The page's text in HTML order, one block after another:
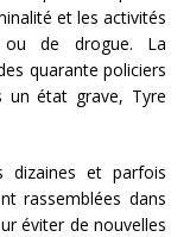
et les activités
ou de drogue. La
quarante policiers
un état grave, Tyre
dizaines et parfois
rassemblées dans
éviter de nouvelles